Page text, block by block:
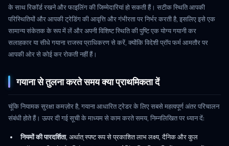
के साथ रिकॉर्ड रखने और फाइलिंग की जिम्मेदारियां हो सकती हैं। सटीक स्थिति आपकी
परिस्थितियों और आपकी ट्रेडिंग की आवृत्ति और गंभीरता पर निर्भर करती है, इसलिए इसे एक
सामान्य संकेतक के रूप में लें और अपनी विशिष्ट स्थिति की पुष्टि एक योग्य गयानी कर
सलाहकार या सीधे गयाना राजस्व प्राधिकरण से करें, क्योंकि विदेशी प्रॉप फर्म आमतौर पर
आपकी ओर से कोई कर रोकती नहीं हैं।
गयाना से तुलना करते समय क्या प्राथमिकता दें
चूंकि नियामक सुरक्षा कमज़ोर है, गयाना आधारित ट्रेडर के लिए सबसे महत्वपूर्ण अंतर परिचालन
संबंधी होते हैं। ऊपर दी गई सूची के माध्यम से काम करते समय, निम्नलिखित पर ध्यान दें:
नियमों की पारदर्शिता, अर्थात् स्पष्ट रूप से प्रकाशित लाभ लक्ष्य, दैनिक और कुल